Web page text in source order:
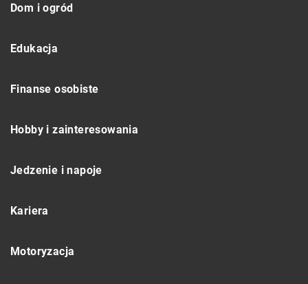
Dom i ogród
Edukacja
Finanse osobiste
Hobby i zainteresowania
Jedzenie i napoje
Kariera
Motoryzacja